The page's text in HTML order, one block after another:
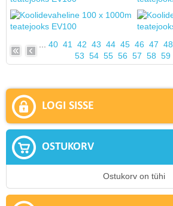
40 41 42 43 44 45 46 47 48
53 54 55 56 57 58 59
LOGI SISSE
OSTUKORV
Ostukorv on tühi